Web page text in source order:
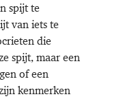
spijt te
van iets te
die
spijt, maar een
of een
kenmerken